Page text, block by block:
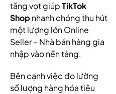
tăng vọt giúpTikTok
Shop nhanh chóng thu hút
một lượng lớn Online
Seller – Nhà bán hàng gia
nhập vào nền tảng.
Bên cạnh việc đo lường
số lượng hàng hóa tiêu